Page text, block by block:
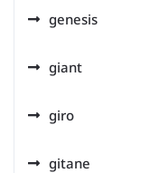
genesis
giant
giro
gitane